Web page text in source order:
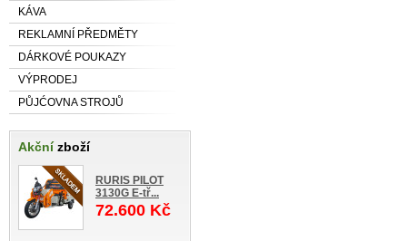
KÁVA
REKLAMNÍ PŘEDMĚTY
DÁRKOVÉ POUKAZY
VÝPRODEJ
PŮJĆOVNA STROJŮ
Akčnízboží
RURIS PILOT
3130G E-tř...
72.600 Kč